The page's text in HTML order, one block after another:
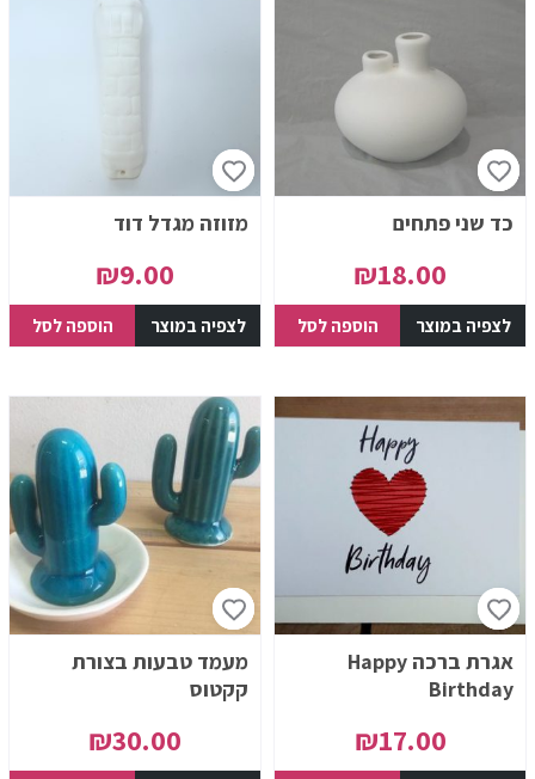
כד שני פתחים
₪18.00
לצפיה במוצר הוספה לסל
מזוזה מגדל דוד
₪9.00
לצפיה במוצר הוספה לסל
אגרת ברכה Happy
Birthday
₪17.00
מעמד טבעות בצורת
קקטוס
₪30.00